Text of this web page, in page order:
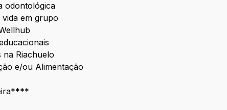
odontológica
vida em grupo
na Riachuelo
e/ou Alimentação